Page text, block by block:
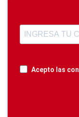
Acepto las